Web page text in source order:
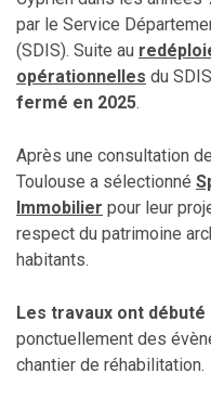
par le Service
(SDIS). Suite au
opérationnelles du
fermé en 2025.
Après une consultation
Toulouse a sélectionné
Immobilier pour leur
respect du patrimoine
habitants.
Les travaux ont débuté
ponctuellement des
chantier de réhabilitation.